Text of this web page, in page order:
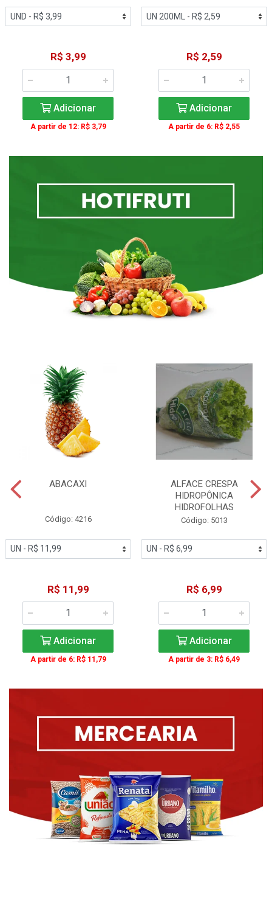
R$ 3,99
Adicionar
A partir de 12: R$ 3,79
R$ 2,59
Adicionar
A partir de 6: R$ 2,55
ABACAXI
Código: 4216
R$ 11,99
Adicionar
A partir de 6: R$ 11,79
ALFACE CRESPA
HIDROPÔNICA
HIDROFOLHAS
Código: 5013
R$ 6,99
Adicionar
A partir de 3: R$ 6,49